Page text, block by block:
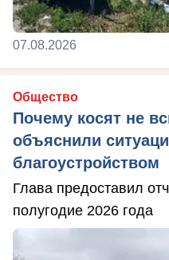
07.08.2026
Общество
Почему косят не
объяснили
благоустройством
Глава предоставил
полугодие 2026 года